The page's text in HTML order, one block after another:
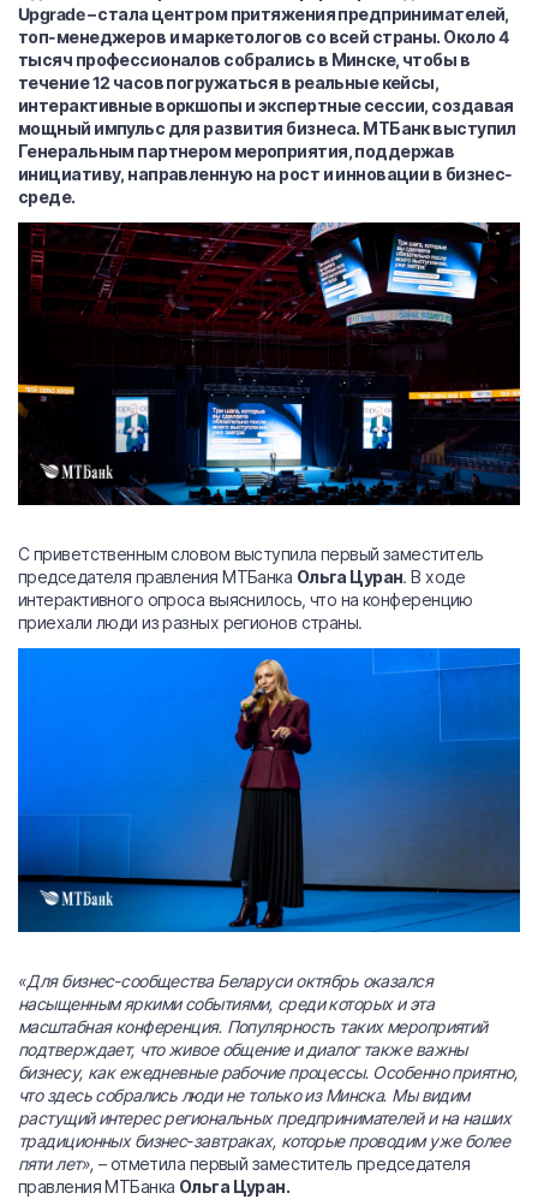
Upgrade – стала центром притяжения предпринимателей,
топ-менеджеров и маркетологов со всей страны. Около 4
тысяч профессионалов собрались в Минске, чтобы в
течение 12 часов погружаться в реальные кейсы,
интерактивные воркшопы и экспертные сессии, создавая
мощный импульс для развития бизнеса. МТБанк выступил
Генеральным партнером мероприятия, поддержав
инициативу, направленную на рост и инновации в бизнес-
среде.
С приветственным словом выступила первый заместитель
председателя правления МТБанка Ольга Цуран. В ходе
интерактивного опроса выяснилось, что на конференцию
приехали люди из разных регионов страны.
«Для бизнес-сообщества Беларуси октябрь оказался
насыщенным яркими событиями, среди которых и эта
масштабная конференция. Популярность таких мероприятий
подтверждает, что живое общение и диалог также важны
бизнесу, как ежедневные рабочие процессы. Особенно приятно,
что здесь собрались люди не только из Минска. Мы видим
растущий интерес региональных предпринимателей и на наших
традиционных бизнес-завтраках, которые проводим уже более
пяти лет», – отметила первый заместитель председателя
правления МТБанка Ольга Цуран.